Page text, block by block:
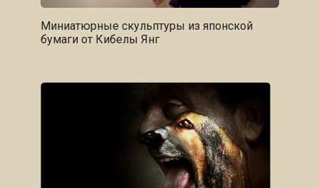
Миниатюрные скульптуры из японской
бумаги от Кибелы Янг